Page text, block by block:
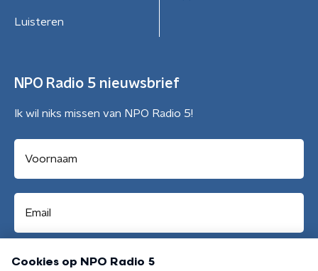
Luisteren
NPO Radio 5 nieuwsbrief
Ik wil niks missen van NPO Radio 5!
Aanmelden